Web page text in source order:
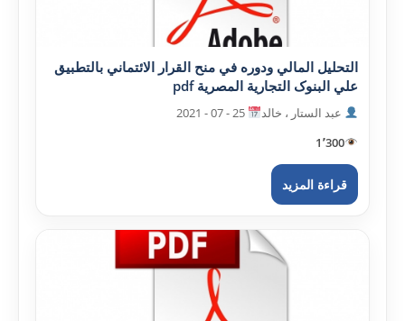
التحليل المالي ودوره في منح القرار الائتماني بالتطبيق
علي البنوک التجارية المصرية pdf
عبد الستار ، خالد
1٬300
قراءة المزيد